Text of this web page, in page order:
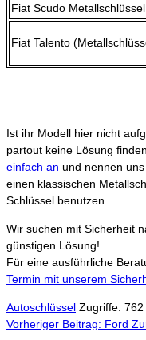
Fiat Scudo Metallschlüssel
Fiat Talento
Ist ihr Modell hier nicht
partout keine Lösung
einfach an und nennen
einen klassischen
Schlüssel benutzen.
Wir suchen mit Sicherheit
günstigen Lösung!
Für eine ausführliche
Termin mit unserem
Autoschlüssel Zugriffe: 762
Vorheriger Beitrag: Ford